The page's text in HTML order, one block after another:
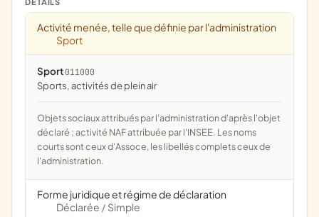
Activité menée, telle que définie par l'administration
Sport
Sport 011000
Sports, activités de plein air
Objets sociaux attribués par l'administration d'après l'objet
déclaré ; activité NAF attribuée par l'INSEE. Les noms
courts sont ceux d'Assoce, les libellés complets ceux de
l'administration.
Forme juridique et régime de déclaration
Déclarée / Simple